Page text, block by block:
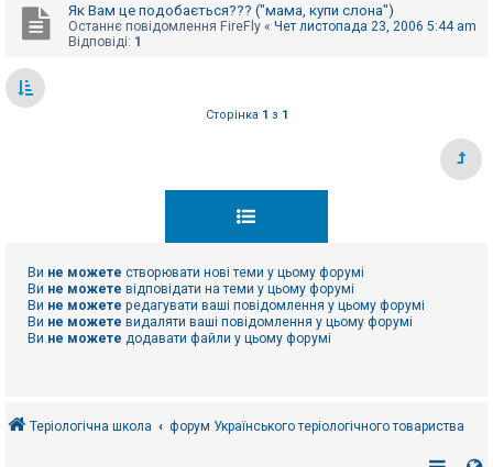
Як Вам це подобається??? ("мама, купи слона")
Останнє повідомлення FireFly « Чет листопада 23, 2006 5:44 am
Відповіді: 1
Сторінка 1 з 1
Ви не можете створювати нові теми у цьому форумі
Ви не можете відповідати на теми у цьому форумі
Ви не можете редагувати ваші повідомлення у цьому форумі
Ви не можете видаляти ваші повідомлення у цьому форумі
Ви не можете додавати файли у цьому форумі
Теріологічна школа форум Українського теріологічного товариства